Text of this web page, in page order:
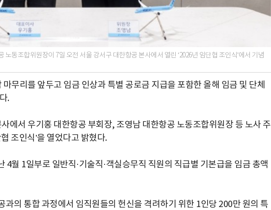
동조합위원장이 7일 오전 서울 강서구 대한항공 본사에서 열린 ‘2026년 임단협 조인식’에서 기념
무리를 앞두고 임금 인상과 특별 공로금 지급을 포함한 올해 임금 및 단체
.
에서 우기홍 대한항공 부회장, 조영남 대한항공 노동조합위원장 등 노사 주
조인식’을 열었다고 밝혔다.
4월 1일부로 일반직·기술직·객실승무직 직원의 직급별 기본급을 임금 총액
의 통합 과정에서 임직원들의 헌신을 격려하기 위한 1인당 200만 원의 특